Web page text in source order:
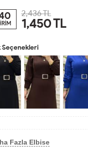
2,436 TL
1,450TL
Seçenekleri
Fazla Elbise